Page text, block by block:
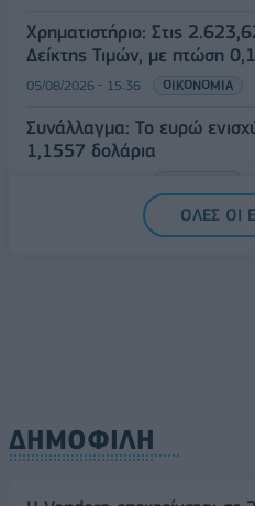
Χρηματιστήριο: Στις
Δείκτης Τιμών, με πτώση
05/08/2026 - 15:36 ΟΙΚΟΝΟΜΙΑ
Συνάλλαγμα: Το ευρώ
1,1557 δολάρια
ΟΛΕΣ ΟΙ
ΔΗΜΟΦΙΛΗ